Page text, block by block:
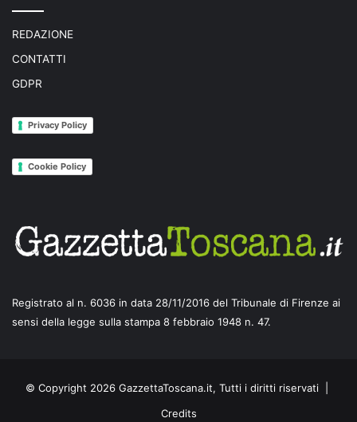
REDAZIONE
CONTATTI
GDPR
Privacy Policy
Cookie Policy
Registrato al n. 6036 in data 28/11/2016 del Tribunale di Firenze ai
sensi della legge sulla stampa 8 febbraio 1948 n. 47.
© Copyright 2026 GazzettaToscana.it, Tutti i diritti riservati |
Credits